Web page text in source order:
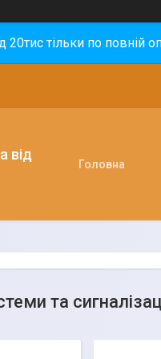
20тис тільки по повній
від
Головна
та